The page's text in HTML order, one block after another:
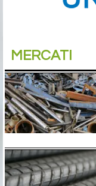
MERCATI